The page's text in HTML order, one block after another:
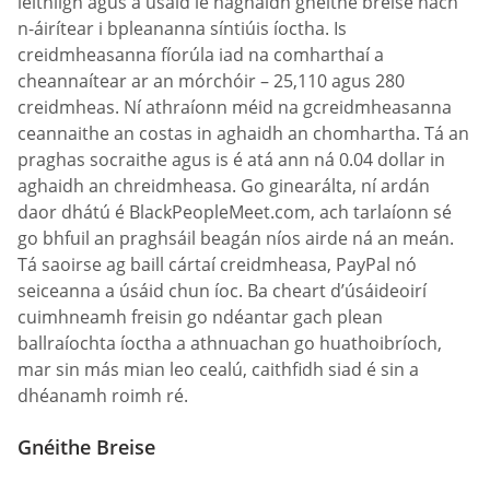
n-áirítear i bpleananna síntiúis íoctha. Is
creidmheasanna fíorúla iad na comharthaí a
cheannaítear ar an mórchóir – 25,110 agus 280
creidmheas. Ní athraíonn méid na gcreidmheasanna
ceannaithe an costas in aghaidh an chomhartha. Tá an
praghas socraithe agus is é atá ann ná 0.04 dollar in
aghaidh an chreidmheasa. Go ginearálta, ní ardán
daor dhátú é BlackPeopleMeet.com, ach tarlaíonn sé
go bhfuil an praghsáil beagán níos airde ná an meán.
Tá saoirse ag baill cártaí creidmheasa, PayPal nó
seiceanna a úsáid chun íoc. Ba cheart d’úsáideoirí
cuimhneamh freisin go ndéantar gach plean
ballraíochta íoctha a athnuachan go huathoibríoch,
mar sin más mian leo cealú, caithfidh siad é sin a
dhéanamh roimh ré.
Gnéithe Breise